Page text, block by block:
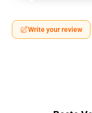
Write your review